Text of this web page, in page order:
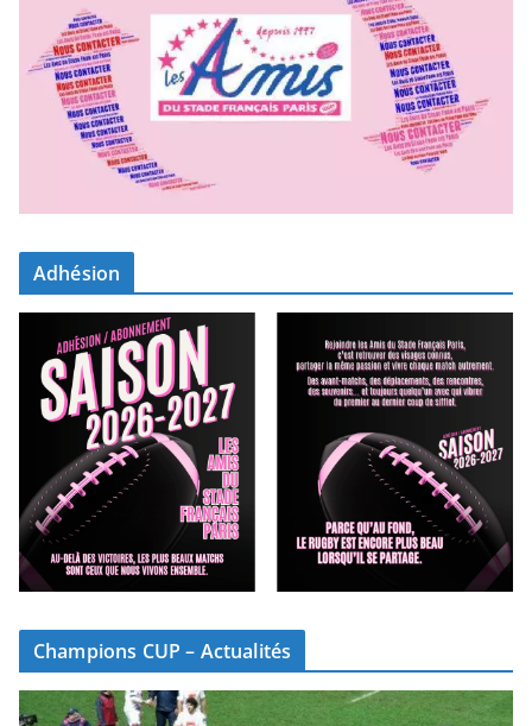
Adhésion
Champions CUP – Actualités